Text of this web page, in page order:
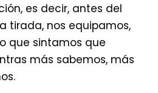
es decir, antes del
tirada, nos equipamos,
que sintamos que
más sabemos, más